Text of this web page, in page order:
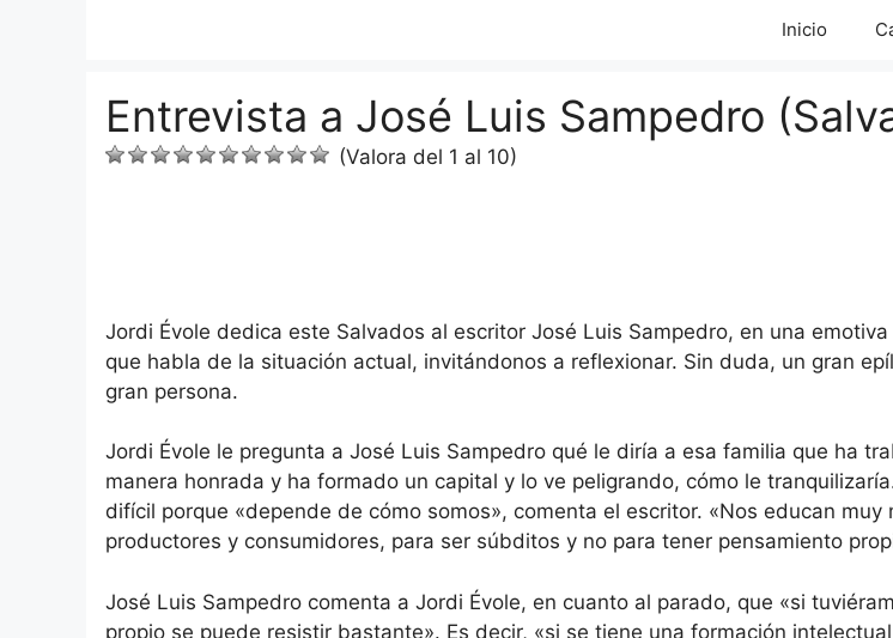
Inicio
Entrevista a José Luis Sampedro
(Valora del 1 al 10)
Jordi Évole dedica este Salvados al escritor José Luis Sampedro, en una
que habla de la situación actual, invitándonos a reflexionar. Sin duda, un gran
gran persona.
Jordi Évole le pregunta a José Luis Sampedro qué le diría a esa familia que ha
manera honrada y ha formado un capital y lo ve peligrando, cómo le
difícil porque «depende de cómo somos», comenta el escritor. «Nos educan muy
productores y consumidores, para ser súbditos y no para tener pensamiento
José Luis Sampedro comenta a Jordi Évole, en cuanto al parado, que «si
propio se puede resistir bastante». Es decir, «si se tiene una formación